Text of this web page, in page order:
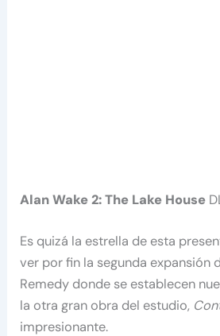
Alan Wake 2: The Lake House
Es quizá la estrella de esta
ver por fin la segunda expansión
Remedy donde se establecen
la otra gran obra del estudio,
impresionante.